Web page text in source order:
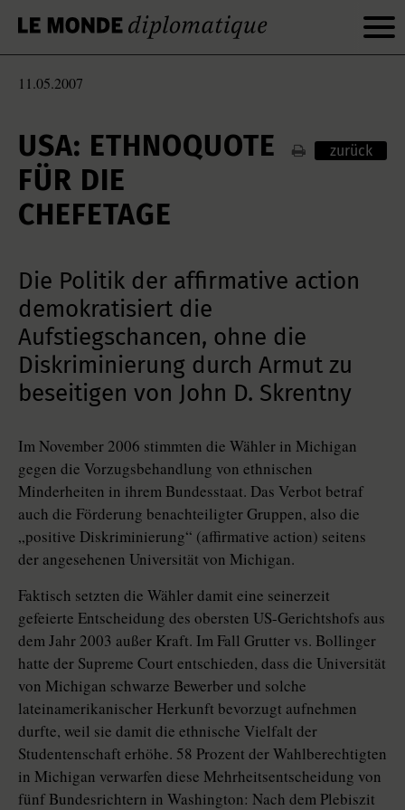
11.05.2007
USA: ETHNOQUOTE
FÜR DIE
CHEFETAGE
zurück
Die Politik der affirmative action
demokratisiert die
Aufstiegschancen, ohne die
Diskriminierung durch Armut zu
beseitigen von John D. Skrentny
Im November 2006 stimmten die Wähler in Michigan
gegen die Vorzugsbehandlung von ethnischen
Minderheiten in ihrem Bundesstaat. Das Verbot betraf
auch die Förderung benachteiligter Gruppen, also die
„positive Diskriminierung“ (affirmative action) seitens
der angesehenen Universität von Michigan.
Faktisch setzten die Wähler damit eine seinerzeit
gefeierte Entscheidung des obersten US-Gerichtshofs aus
dem Jahr 2003 außer Kraft. Im Fall Grutter vs. Bollinger
hatte der Supreme Court entschieden, dass die Universität
von Michigan schwarze Bewerber und solche
lateinamerikanischer Herkunft bevorzugt aufnehmen
durfte, weil sie damit die ethnische Vielfalt der
Studentenschaft erhöhe. 58 Prozent der Wahlberechtigten
in Michigan verwarfen diese Mehrheitsentscheidung von
fünf Bundesrichtern in Washington: Nach dem Plebiszit